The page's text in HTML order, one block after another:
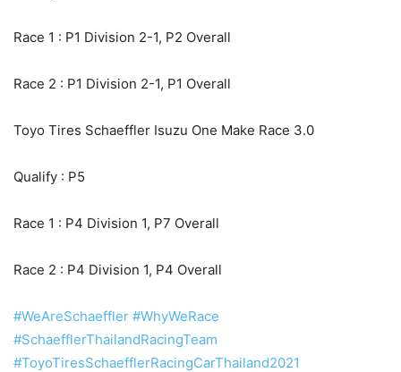
Race 1 : P1 Division 2-1, P2 Overall
Race 2 : P1 Division 2-1, P1 Overall
Toyo Tires Schaeffler Isuzu One Make Race 3.0
Qualify : P5
Race 1 : P4 Division 1, P7 Overall
Race 2 : P4 Division 1, P4 Overall
#WeAreSchaeffler #WhyWeRace
#SchaefflerThailandRacingTeam
#ToyoTiresSchaefflerRacingCarThailand2021